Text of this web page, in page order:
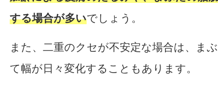
する場合が多いでしょう。
また、二重のクセが不安定な場合は、ま
て幅が日々変化することもあります。